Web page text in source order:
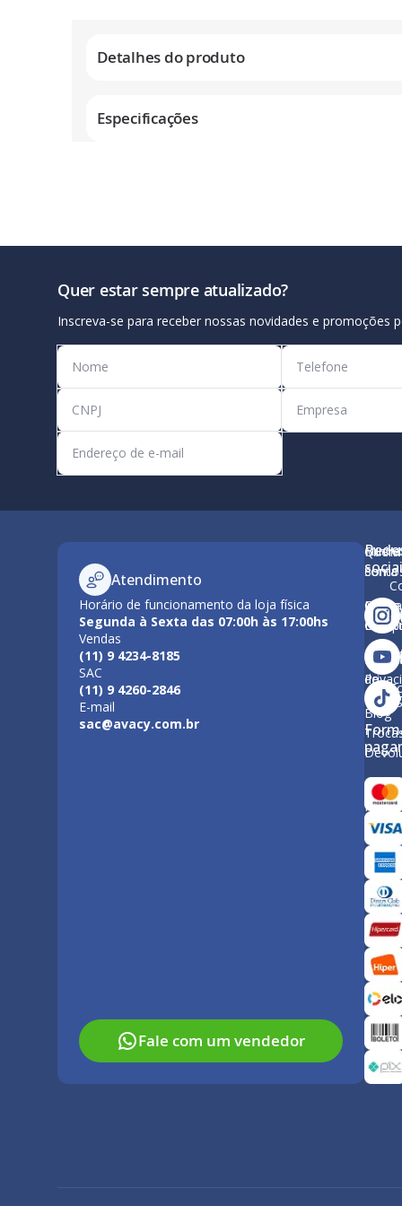
imagens
Detalhes do produto
Especificações
Quer estar sempre atualizado?
Inscreva-se para receber nossas novidades e promoções
Atendimento
Horário de funcionamento da loja física
Segunda à Sexta das 07:00h às 17:00hs
Vendas
(11) 9 4234-8185
SAC
(11) 9 4260-2846
E-mail
sac@avacy.com.br
Fale com um vendedor
Minha
conta
Como
Política
de
Quem
Nossa
Blog